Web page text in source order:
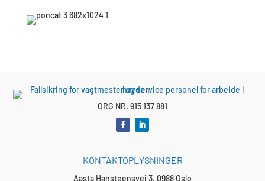
ORG NR. 915 137 881
KONTAKTOPLYSNINGER
Aasta Hansteensvei 3, 0988 Oslo